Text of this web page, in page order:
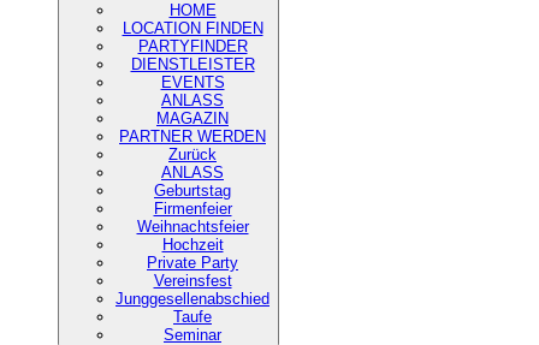
HOME
LOCATION FINDEN
PARTYFINDER
DIENSTLEISTER
EVENTS
ANLASS
MAGAZIN
PARTNER WERDEN
Zurück
ANLASS
Geburtstag
Firmenfeier
Weihnachtsfeier
Hochzeit
Private Party
Vereinsfest
Junggesellenabschied
Taufe
Seminar